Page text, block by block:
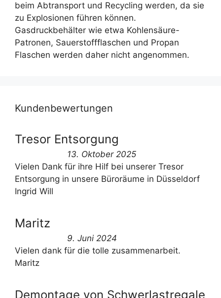
beim Abtransport und Recycling werden, da sie
zu Explosionen führen können.
Gasdruckbehälter wie etwa Kohlensäure-
Patronen, Sauerstoffflaschen und Propan
Flaschen werden daher nicht angenommen.
Kundenbewertungen
Tresor Entsorgung
13. Oktober 2025
Vielen Dank für ihre Hilf bei unserer Tresor
Entsorgung in unsere Büroräume in Düsseldorf
Ingrid Will
Maritz
9. Juni 2024
Vielen dank für die tolle zusammenarbeit.
Maritz
Demontage von Schwerlastregale